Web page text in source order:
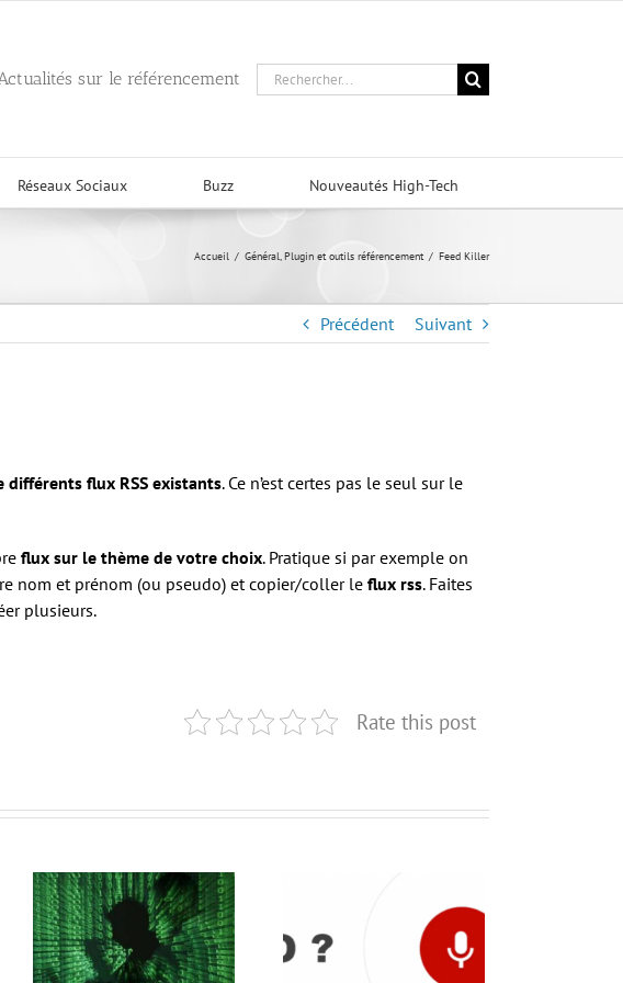
sur le référencement Rechercher:
Réseaux Sociaux Buzz Nouveautés High-Tech
Accueil / Général,Plugin et outils référencement / Feed Killer
Précédent Suivant
flux RSS existants. Ce n’est certes pas le seul sur le
flux sur le thème de votre choix. Pratique si par exemple on
nom et prénom (ou pseudo) et copier/coller le flux rss. Faites
plusieurs.
Rate this post
le nouvel outil de Google,